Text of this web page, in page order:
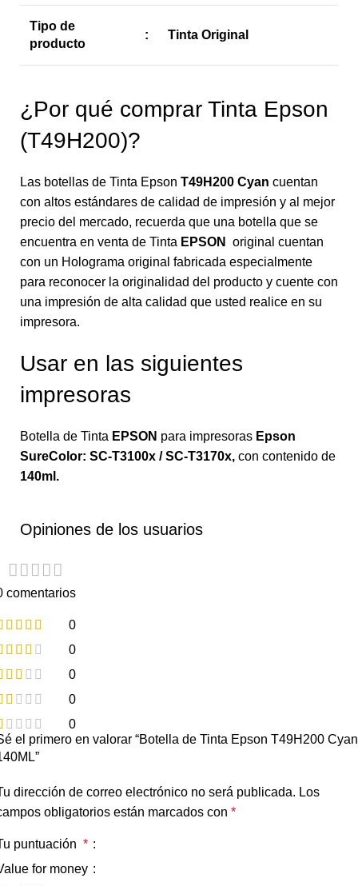
Tipo de
producto
: Tinta Original
¿Por qué comprar Tinta Epson
(T49H200)?
Las botellas de Tinta Epson T49H200 Cyan cuentan
con altos estándares de calidad de impresión y al mejor
precio del mercado, recuerda que una botella que se
encuentra en venta de Tinta EPSON
original cuentan
con un Holograma original fabricada especialmente
para reconocer la originalidad del producto y cuente con
una impresión de alta calidad que usted realice en su
impresora.
Usar en las siguientes
impresoras
Botella de Tinta EPSON para impresoras Epson
SureColor: SC-T3100x / SC-T3170x, con contenido de
140ml.
Opiniones de los usuarios
comentarios
0
0
0
0
0
el primero en valorar “Botella de Tinta Epson T49H200 Cyan
dirección de correo electrónico no será publicada. Los
obligatorios están marcados con *
puntuación *
for money